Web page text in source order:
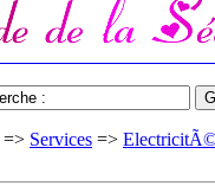
=> Services =>